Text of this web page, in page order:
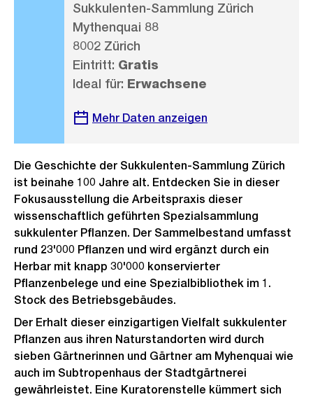
Sukkulenten-Sammlung Zürich
Mythenquai 88
8002 Zürich
Eintritt: Gratis
Ideal für: Erwachsene
Mehr Daten anzeigen
Die Geschichte der Sukkulenten-Sammlung Zürich
ist beinahe 100 Jahre alt. Entdecken Sie in dieser
Fokusausstellung die Arbeitspraxis dieser
wissenschaftlich geführten Spezialsammlung
sukkulenter Pflanzen. Der Sammelbestand umfasst
rund 23'000 Pflanzen und wird ergänzt durch ein
Herbar mit knapp 30'000 konservierter
Pflanzenbelege und eine Spezialbibliothek im 1.
Stock des Betriebsgebäudes.
Der Erhalt dieser einzigartigen Vielfalt sukkulenter
Pflanzen aus ihren Naturstandorten wird durch
sieben Gärtnerinnen und Gärtner am Myhenquai wie
auch im Subtropenhaus der Stadtgärtnerei
gewährleistet. Eine Kuratorenstelle kümmert sich